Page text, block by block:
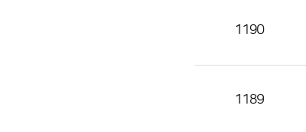
1190
1189